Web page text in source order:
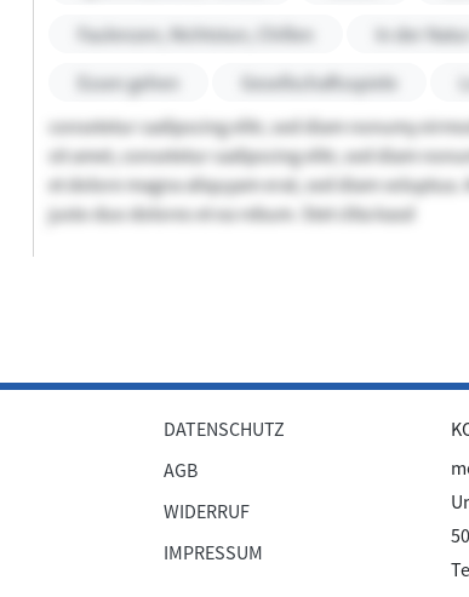
Faulenzen, Nichtstun, Chillen
In der
Essen gehen
Gesellschaftsspiele
consetetur sadipscing elitr, sed diam nonumy
sit amet, consetetur sadipscing elitr, sed diam
et dolore magna aliquyam erat, sed diam voluptua.
justo duo dolores et ea rebum. Stet clita kasd
DATENSCHUTZ
AGB
WIDERRUF
IMPRESSUM